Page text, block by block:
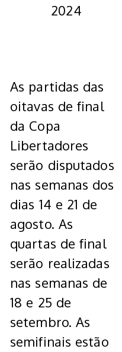
2024
As partidas das
oitavas de final
da Copa
Libertadores
serão disputados
nas semanas dos
dias 14 e 21 de
agosto. As
quartas de final
serão realizadas
nas semanas de
18 e 25 de
setembro. As
semifinais estão